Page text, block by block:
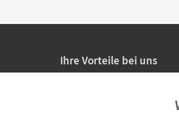
Ihre Vorteile bei uns
Persönliche Angebote